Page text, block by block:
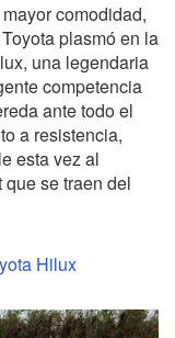
comodidad,
plasmó en la
una legendaria
competencia
ante todo el
a resistencia,
esta vez al
se traen del
Hilux